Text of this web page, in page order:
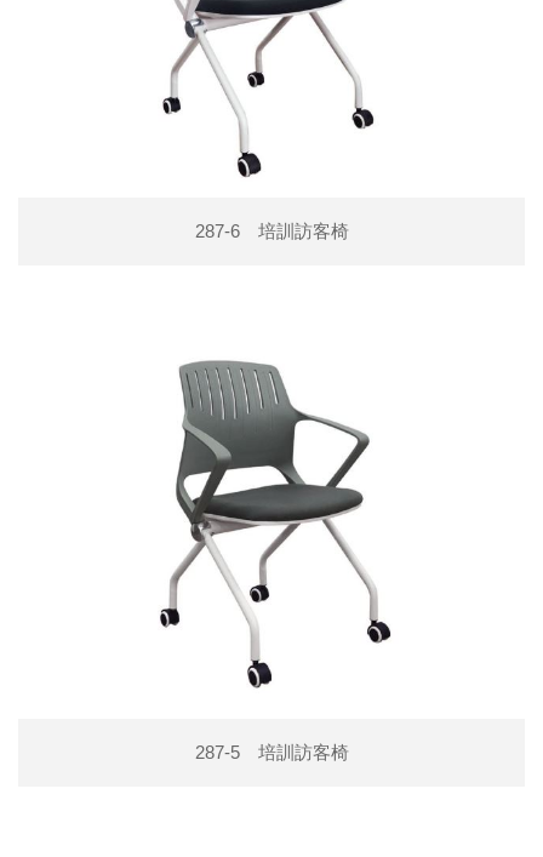
287-6 培訓訪客椅
287-5 培訓訪客椅